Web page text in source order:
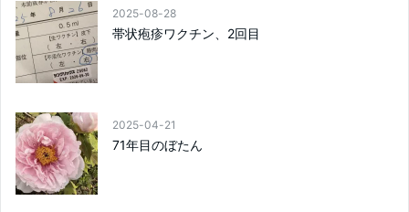
2025-08-28
帯状疱疹ワクチン、2回目
2025-04-21
71年目のぼたん